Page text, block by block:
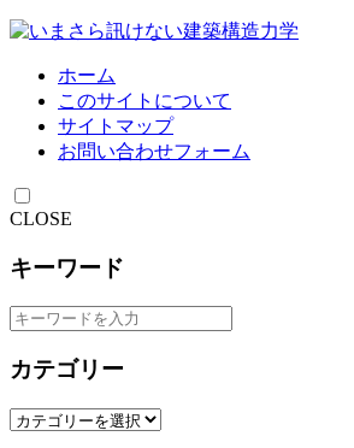
ホーム
このサイトについて
サイトマップ
お問い合わせフォーム
CLOSE
キーワード
カテゴリー